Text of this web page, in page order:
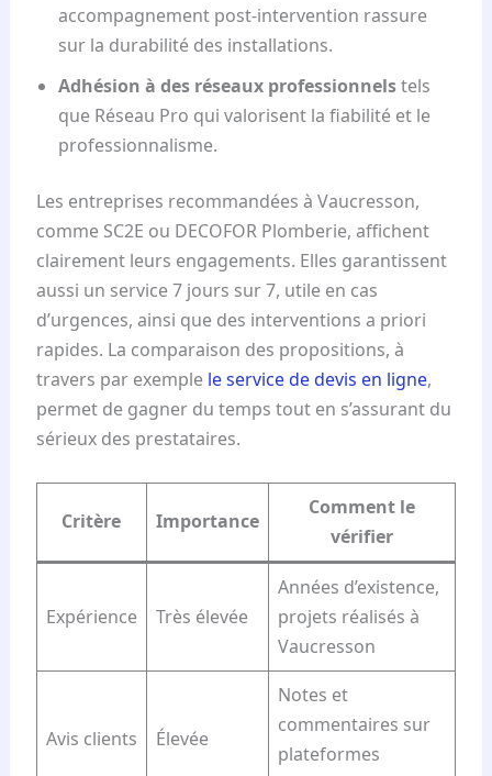
accompagnement post-intervention rassure
sur la durabilité des installations.
Adhésion à des réseaux professionnelstels
que Réseau Pro qui valorisent la fiabilité et le
professionnalisme.
Les entreprises recommandées à Vaucresson,
comme SC2E ou DECOFOR Plomberie, affichent
clairement leurs engagements. Elles garantissent
aussi un service 7 jours sur 7, utile en cas
d’urgences, ainsi que des interventions a priori
rapides. La comparaison des propositions, à
travers par exemple le service de devis en ligne,
permet de gagner du temps tout en s’assurant du
sérieux des prestataires.
Critère Importance
Comment le
vérifier
Expérience Très élevée
Années d’existence,
projets réalisés à
Vaucresson
Avis clients Élevée
Notes et
commentaires sur
plateformes